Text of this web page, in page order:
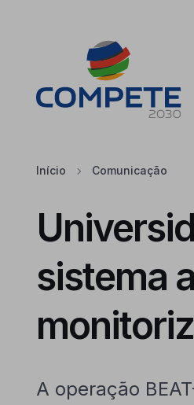
Início Comunicação
sistema
A operação